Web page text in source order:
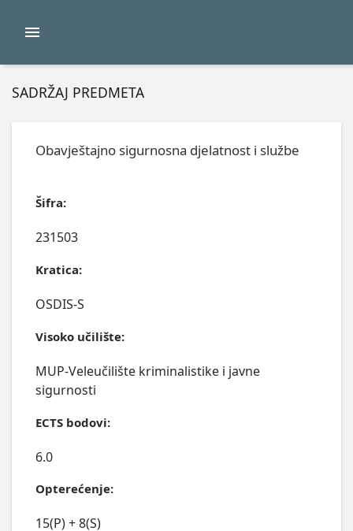
SADRŽAJ PREDMETA
Obavještajno sigurnosna djelatnost i službe
Šifra:
231503
Kratica:
OSDIS-S
Visoko učilište:
MUP-Veleučilište kriminalistike i javne
sigurnosti
ECTS bodovi:
6.0
Opterećenje:
15(P) + 8(S)